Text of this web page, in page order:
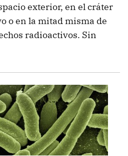
exterior, en el cráter
o en la mitad misma de
radioactivos. Sin